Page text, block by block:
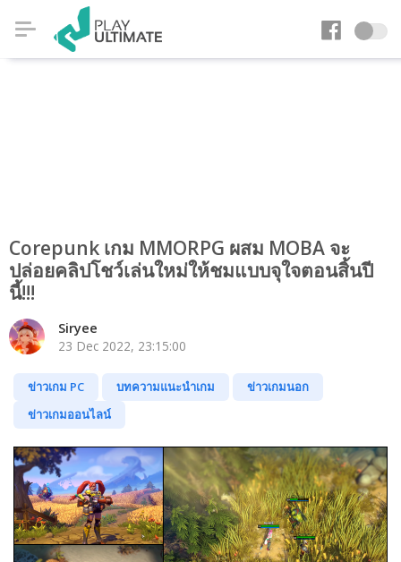
Corepunk เกม MMORPG ผสม MOBA จะ
ปล่อยคลิปโชว์เล่นใหม่ให้ชมแบบจุใจตอนสิ้นปี
นี้!!!
Siryee
23 Dec 2022, 23:15:00
ข่าวเกม PC บทความแนะนำเกม
ข่าวเกมนอก
ข่าวเกมออนไลน์